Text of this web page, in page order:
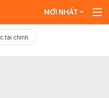
MỚI NHẤT
tài chính